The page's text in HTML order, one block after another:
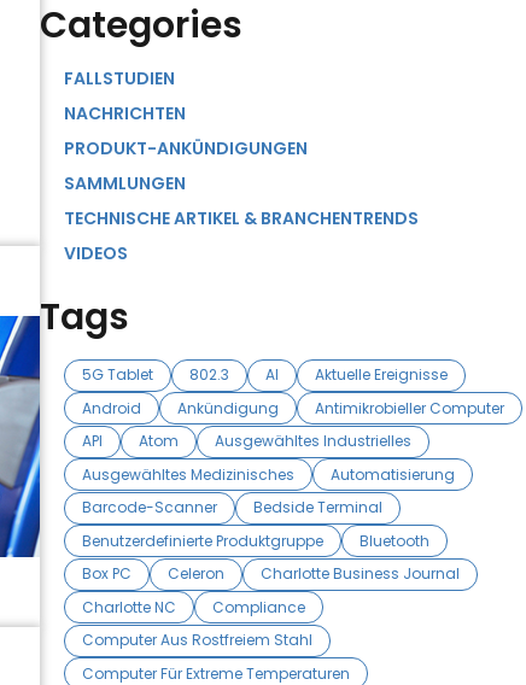
Categories
FALLSTUDIEN
NACHRICHTEN
PRODUKT-ANKÜNDIGUNGEN
SAMMLUNGEN
TECHNISCHE ARTIKEL & BRANCHENTRENDS
VIDEOS
Tags
5G Tablet 802.3 AI
Aktuelle Ereignisse
Android
Ankündigung
Antimikrobieller Computer
API
Atom
Ausgewähltes Industrielles
Ausgewähltes Medizinisches
Automatisierung
Barcode-Scanner
Bedside Terminal
Benutzerdefinierte Produktgruppe
Bluetooth
Box PC
Celeron
Charlotte Business Journal
Charlotte NC
Compliance
Computer Aus Rostfreiem Stahl
Computer Für Extreme Temperaturen